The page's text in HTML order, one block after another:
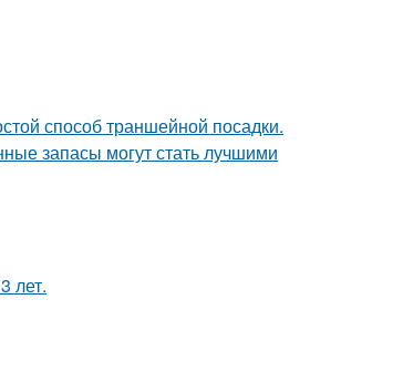
способ траншейной посадки.
запасы могут стать лучшими
лет.